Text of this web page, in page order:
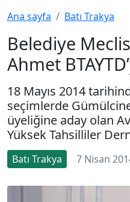
Ana sayfa Batı Trakya
Belediye
Ahmet
18 Mayıs 2014
seçimlerde
üyeliğine aday olan
Yüksek Tahsilliler
Batı Trakya 7 Nisan